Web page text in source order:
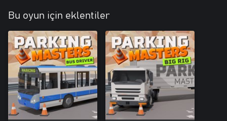
Bu oyun için eklentiler